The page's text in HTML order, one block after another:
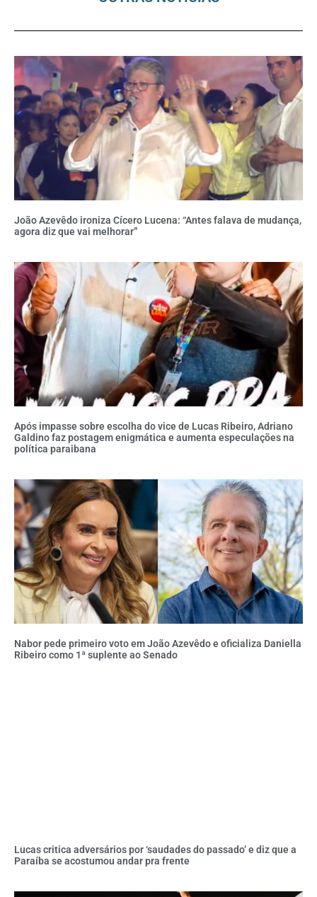
João Azevêdo ironiza Cícero Lucena: “Antes falava de mudança,
agora diz que vai melhorar”
Após impasse sobre escolha do vice de Lucas Ribeiro, Adriano
Galdino faz postagem enigmática e aumenta especulações na
política paraibana
Nabor pede primeiro voto em João Azevêdo e oficializa Daniella
Ribeiro como 1ª suplente ao Senado
Lucas critica adversários por ‘saudades do passado’ e diz que a
Paraíba se acostumou andar pra frente